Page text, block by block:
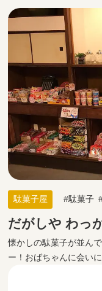
駄菓子屋 駄菓子
だがしや わっ
懐かしの駄菓子が並ん
ー！おばちゃんに会いに